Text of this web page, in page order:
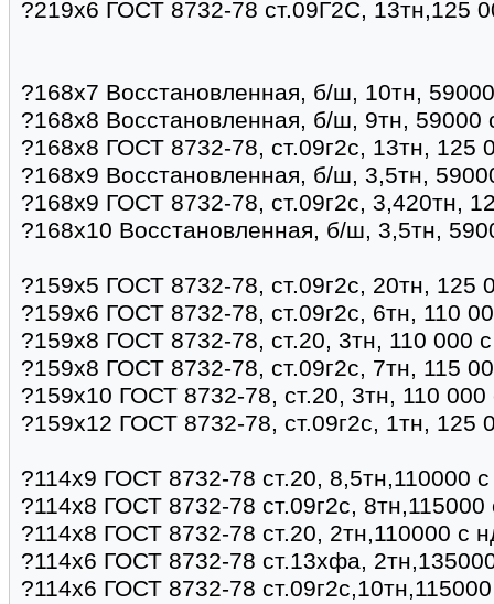
?219х6 ГОСТ 8732-78 ст.09Г2С, 13тн,125
?168х7 Восстановленная, б/ш, 10тн,
?168х8 Восстановленная, б/ш, 9тн, 59000
?168х8 ГОСТ 8732-78, ст.09г2с, 13тн, 125
?168х9 Восстановленная, б/ш, 3,5тн,
?168х9 ГОСТ 8732-78, ст.09г2с, 3,420тн,
?168х10 Восстановленная, б/ш, 3,5тн,
?159х5 ГОСТ 8732-78, ст.09г2с, 20тн, 125
?159х6 ГОСТ 8732-78, ст.09г2с, 6тн, 110
?159х8 ГОСТ 8732-78, ст.20, 3тн, 110 000
?159х8 ГОСТ 8732-78, ст.09г2с, 7тн, 115
?159х10 ГОСТ 8732-78, ст.20, 3тн, 110
?159х12 ГОСТ 8732-78, ст.09г2с, 1тн, 125
?114х9 ГОСТ 8732-78 ст.20, 8,5тн,110000
?114х8 ГОСТ 8732-78 ст.09г2с, 8тн,115000
?114х8 ГОСТ 8732-78 ст.20, 2тн,110000 с
?114х6 ГОСТ 8732-78 ст.13хфа,
?114х6 ГОСТ 8732-78